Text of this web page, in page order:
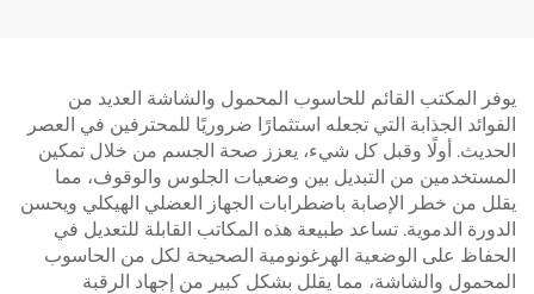
يوفر المكتب القائم للحاسوب المحمول والشاشة العديد من
الفوائد الجذابة التي تجعله استثمارًا ضروريًا للمحترفين في العصر
الحديث. أولًا وقبل كل شيء، يعزز صحة الجسم من خلال تمكين
المستخدمين من التبديل بين وضعيات الجلوس والوقوف، مما
يقلل من خطر الإصابة باضطرابات الجهاز العضلي الهيكلي ويحسن
الدورة الدموية. تساعد طبيعة هذه المكاتب القابلة للتعديل في
الحفاظ على الوضعية الهرغونومية الصحيحة لكل من الحاسوب
المحمول والشاشة، مما يقلل بشكل كبير من إجهاد الرقبة